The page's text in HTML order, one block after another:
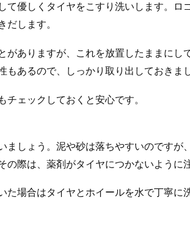
て優しくタイヤをこすり洗いします。ロ
だします。
がありますが、これを放置したままにし
もあるので、しっかり取り出しておきま
チェックしておくと安心です。
ましょう。泥や砂は落ちやすいのですが
際は、薬剤がタイヤにつかないように
た場合はタイヤとホイールを水で丁寧に